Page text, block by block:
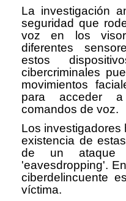
La investigación
seguridad que
voz en los
diferentes
estos
cibercriminales
movimientos
para acceder
comandos de voz.
Los investigadores
existencia de
de un ataque
'eavesdropping'.
ciberdelincuente
víctima.